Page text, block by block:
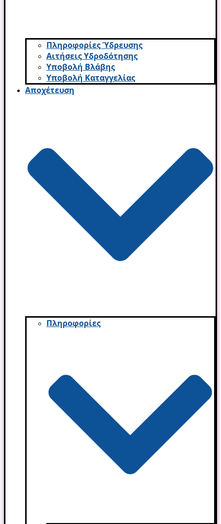
Πληροφορίες Ύδρευσης
Αιτήσεις Υδροδότησης
Υποβολή Βλάβης
Υποβολή Καταγγελίας
Αποχέτευση
Πληροφορίες